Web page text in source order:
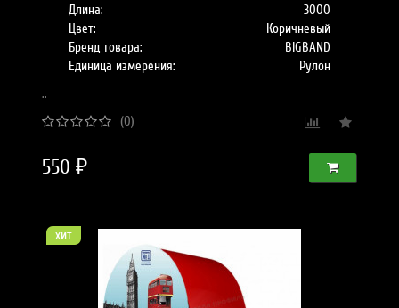
Длина:
3000
Цвет:
Коричневый
Бренд товара:
BIGBAND
Единица измерения:
Рулон
..
(0)
550 ₽
хит